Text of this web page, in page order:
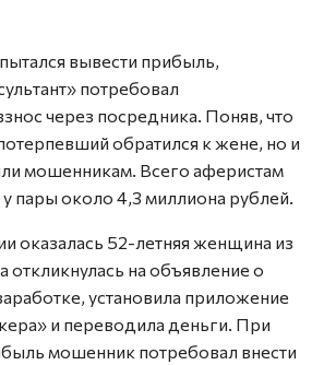
вывести прибыль,
потребовал
через посредника. Поняв, что
обратился к жене, но и
мошенникам. Всего аферистам
пары около 4,3 миллиона рублей.
оказалась 52-летняя женщина из
откликнулась на объявление о
установила приложение
и переводила деньги. При
мошенник потребовал внести